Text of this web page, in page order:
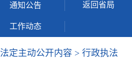
通知公告
工作动态
返回省局
法定主动公开内容 > 行政执法